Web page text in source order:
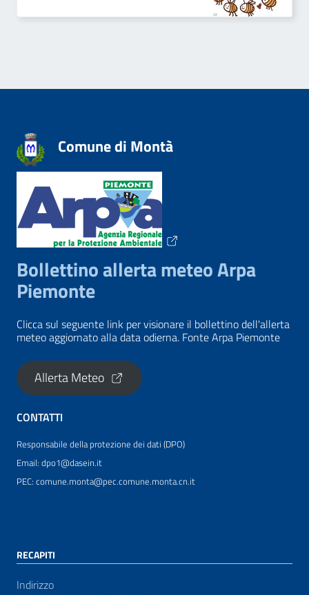
Comune di Montà
Bollettino allerta meteo Arpa
Piemonte
Clicca sul seguente link per visionare il bollettino dell'allerta
meteo aggiornato alla data odierna. Fonte Arpa Piemonte
Allerta Meteo
CONTATTI
Responsabile della protezione dei dati (DPO)
Email: dpo1@dasein.it
PEC: comune.monta@pec.comune.monta.cn.it
RECAPITI
Indirizzo